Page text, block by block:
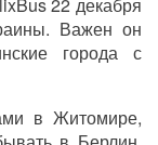
22 декабря
Важен он
города с
в Житомире,